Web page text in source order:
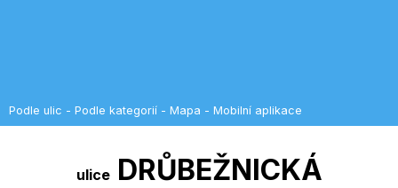
Podle ulic - Podle kategorií - Mapa - Mobilní aplikace
uliceDRŮBEŽNICKÁ